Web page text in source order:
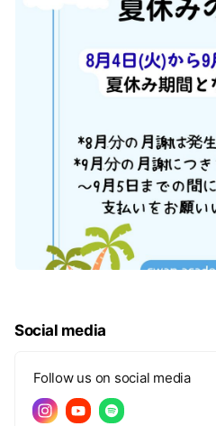
Social media
Follow us on social media